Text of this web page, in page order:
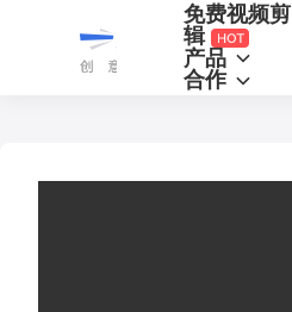
一
起
免费视频剪
辑
产品
合作